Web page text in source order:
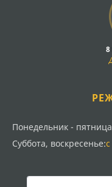
8
Понедельник -
Суббота, воскресенье: